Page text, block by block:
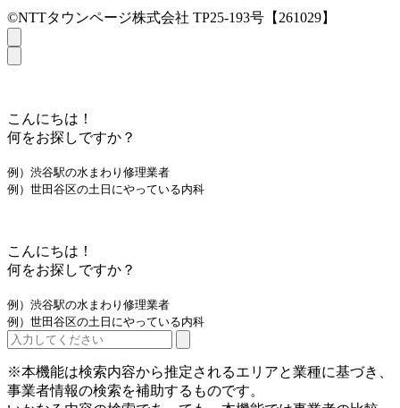
©NTTタウンページ株式会社 TP25-193号【261029】
こんにちは！
何をお探しですか？
例）渋谷駅の水まわり修理業者
例）世田谷区の土日にやっている内科
こんにちは！
何をお探しですか？
例）渋谷駅の水まわり修理業者
例）世田谷区の土日にやっている内科
※本機能は検索内容から推定されるエリアと業種に基づき、
事業者情報の検索を補助するものです。